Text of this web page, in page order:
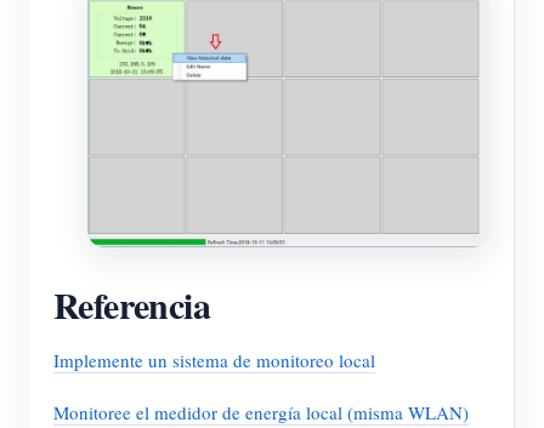
Referencia
Implemente un sistema de monitoreo local
Monitoree el medidor de energía local (misma WLAN)